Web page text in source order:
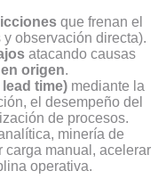
que frenan el
observación directa).
atacando causas
origen.
time) mediante la
el desempeño del
de procesos.
minería de
carga manual, acelerar
operativa.